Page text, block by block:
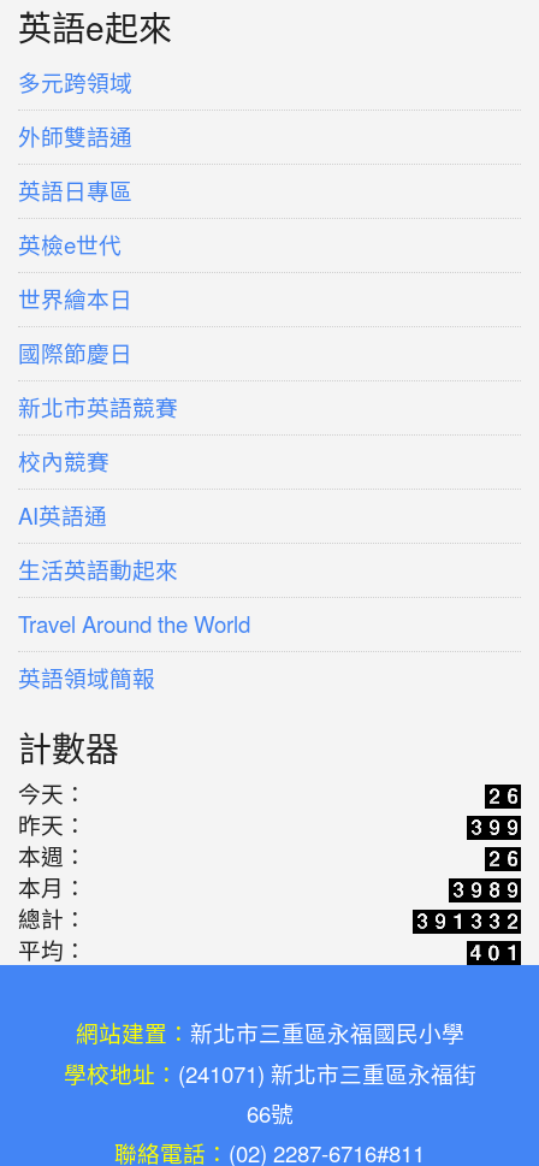
英語e起來
多元跨領域
外師雙語通
英語日專區
英檢e世代
世界繪本日
國際節慶日
新北市英語競賽
校內競賽
AI英語通
生活英語動起來
Travel Around the World
英語領域簡報
計數器
今天：
昨天：
本週：
本月：
總計：
平均：
網站建置： 新北市三重區永福國民小學
學校地址： (241071) 新北市三重區永福街
66號
聯絡電話： (02) 2287-6716#811